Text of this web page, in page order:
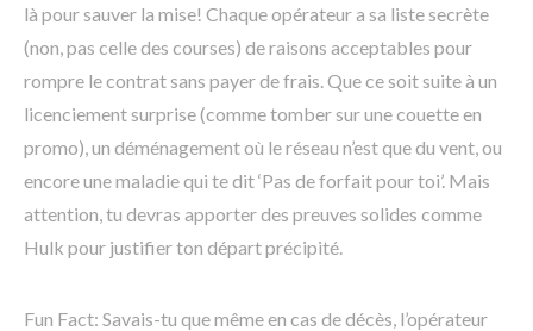
là pour sauver la mise! Chaque opérateur a sa liste secrète
(non, pas celle des courses) de raisons acceptables pour
rompre le contrat sans payer de frais. Que ce soit suite à un
licenciement surprise (comme tomber sur une couette en
promo), un déménagement où le réseau n’est que du vent, ou
encore une maladie qui te dit ‘Pas de forfait pour toi’. Mais
attention, tu devras apporter des preuves solides comme
Hulk pour justifier ton départ précipité.
Fun Fact: Savais-tu que même en cas de décès, l’opérateur